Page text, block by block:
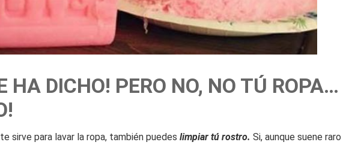
HA DICHO! PERO NO, NO TÚ ROPA…
sirve para lavar la ropa, también puedes limpiar tú rostro. Si, aunque suene raro